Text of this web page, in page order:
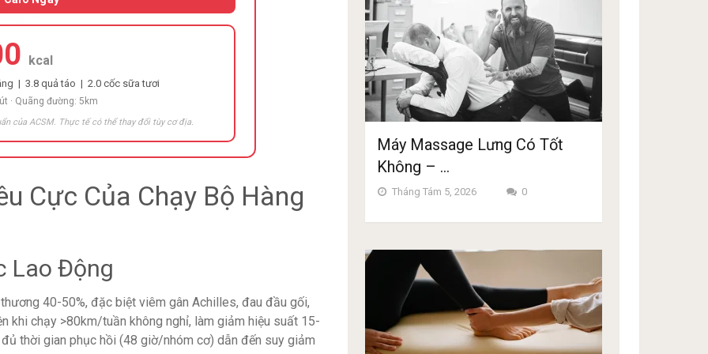
kcal
| 3.8 quả táo | 2.0 cốc sữa tươi
· Quãng đường: 5km
của ACSM. Thực tế có thể thay đổi tùy cơ địa.
Cực Của Chạy Bộ Hàng
Lao Động
40-50%, đặc biệt viêm gân Achilles, đau đầu gối,
khi chạy >80km/tuần không nghỉ, làm giảm hiệu suất 15-
thời gian phục hồi (48 giờ/nhóm cơ) dẫn đến suy giảm
Máy Massage Lưng Có Tốt
Không – …
Tháng Tám 5, 2026 0